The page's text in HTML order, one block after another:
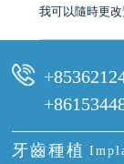
我可以隨時更
牙齒種植